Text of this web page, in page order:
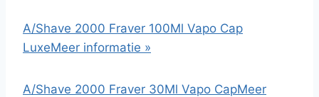
A/Shave 2000 Fraver 100Ml Vapo Cap
LuxeMeer informatie »
A/Shave 2000 Fraver 30Ml Vapo CapMeer